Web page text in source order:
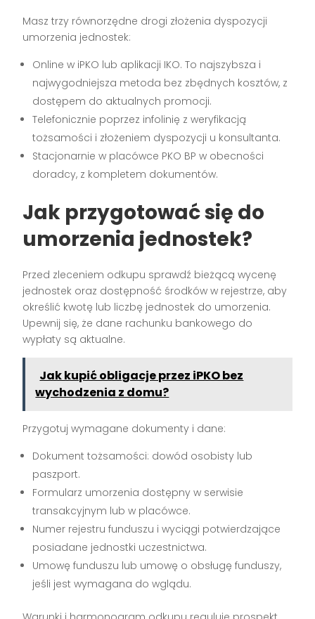
Masz trzy równorzędne drogi złożenia dyspozycji
umorzenia jednostek:
Online w iPKO lub aplikacji IKO. To najszybsza i
najwygodniejsza metoda bez zbędnych kosztów, z
dostępem do aktualnych promocji.
Telefonicznie poprzez infolinię z weryfikacją
tożsamości i złożeniem dyspozycji u konsultanta.
Stacjonarnie w placówce PKO BP w obecności
doradcy, z kompletem dokumentów.
Jak przygotować się do
umorzenia jednostek?
Przed zleceniem odkupu sprawdź bieżącą wycenę
jednostek oraz dostępność środków w rejestrze, aby
określić kwotę lub liczbę jednostek do umorzenia.
Upewnij się, że dane rachunku bankowego do
wypłaty są aktualne.
Jak kupić obligacje przez iPKO bez
wychodzenia z domu?
Przygotuj wymagane dokumenty i dane:
Dokument tożsamości: dowód osobisty lub
paszport.
Formularz umorzenia dostępny w serwisie
transakcyjnym lub w placówce.
Numer rejestru funduszu i wyciągi potwierdzające
posiadane jednostki uczestnictwa.
Umowę funduszu lub umowę o obsługę funduszy,
jeśli jest wymagana do wglądu.